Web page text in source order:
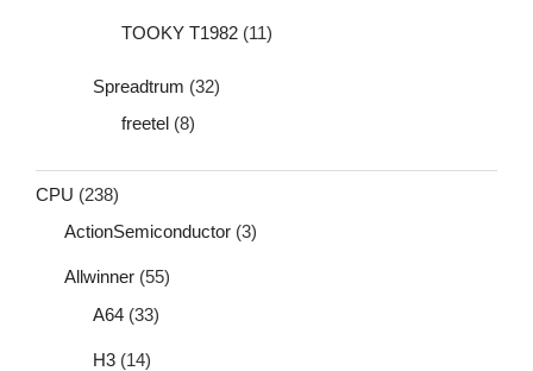
TOOKY T1982 (11)
Spreadtrum (32)
freetel (8)
CPU (238)
ActionSemiconductor (3)
Allwinner (55)
A64 (33)
H3 (14)